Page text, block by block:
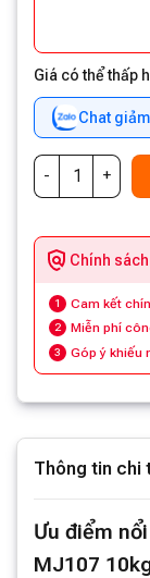
Giá có thể thấp
Chat
Chính
1 Cam kết
2 Miễn phí
3 Góp ý khiếu
Thông tin chi
Ưu điểm
MJ107